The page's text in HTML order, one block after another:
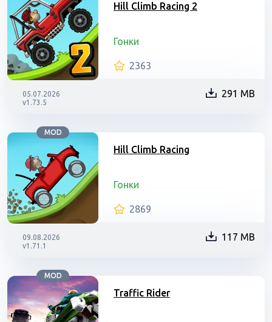
Hill Climb Racing 2
Гонки
2363
05.07.2026
v1.73.5
291 MB
MOD
Hill Climb Racing
Гонки
2869
09.08.2026
v1.71.1
117 MB
MOD
Traffic Rider